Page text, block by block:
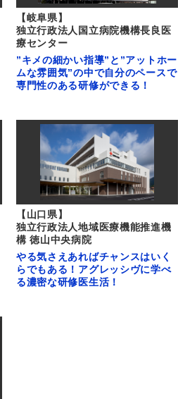
【岐阜県】
独立行政法人国立病院機構長良医
療センター
”キメの細かい指導”と”アットホー
ムな雰囲気”の中で自分のペースで
専門性のある研修ができる！
【山口県】
独立行政法人地域医療機能推進機
構 徳山中央病院
やる気さえあればチャンスはいく
らでもある！アグレッシヴに学べ
る濃密な研修医生活！